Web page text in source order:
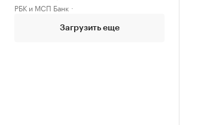
РБК и МСП Банк
Загрузить еще